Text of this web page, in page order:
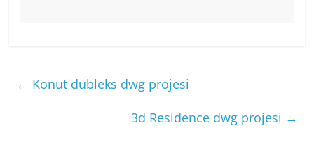
← Konut dubleks dwg projesi
3d Residence dwg projesi →